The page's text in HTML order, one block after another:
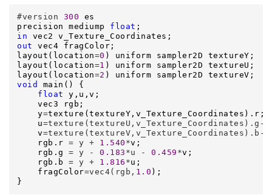
#version 300 es
precision mediump float
in
out
vec4 fragColor;
layout(location=0 ) uniform sampler2D textureY;
layout(location=1 ) uniform sampler2D textureU;
layout(location=2
void
main() {
float
y,u,v;
    vec3 rgb;
    y
=texture(textureY,v_Texture_Coordinates).r;
    u
=texture(textureU,v_Texture_Coordinates).g-
    v
=texture(textureV,v_Texture_Coordinates).b-
    rgb.r
= y + 1.540 *v;
    rgb.g
= y - 0.183 *u - 0.459 *v;
    rgb.b
= y + 1.816 *u;
    fragColor
=vec4(rgb, 1.0 );
}